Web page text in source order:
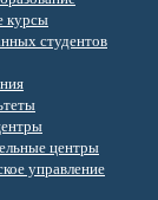
курсы
студентов
центры
управление